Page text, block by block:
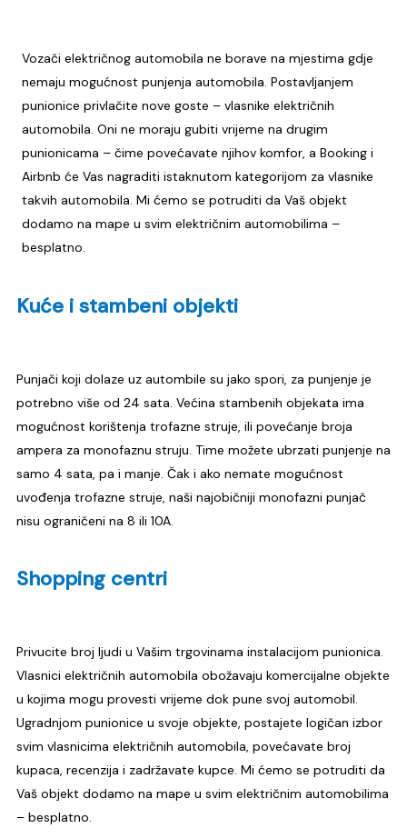
Vozači električnog automobila ne borave na mjestima gdje
nemaju mogućnost punjenja automobila. Postavljanjem
punionice privlačite nove goste – vlasnike električnih
automobila. Oni ne moraju gubiti vrijeme na drugim
punionicama – čime povećavate njihov komfor, a Booking i
Airbnb će Vas nagraditi istaknutom kategorijom za vlasnike
takvih automobila. Mi ćemo se potruditi da Vaš objekt
dodamo na mape u svim električnim automobilima –
besplatno.
Kuće i stambeni objekti
Punjači koji dolaze uz autombile su jako spori, za punjenje je
potrebno više od 24 sata. Većina stambenih objekata ima
mogućnost korištenja trofazne struje, ili povećanje broja
ampera za monofaznu struju. Time možete ubrzati punjenje na
samo 4 sata, pa i manje. Čak i ako nemate mogućnost
uvođenja trofazne struje, naši najobičniji monofazni punjač
nisu ograničeni na 8 ili 10A.
Shopping centri
Privucite broj ljudi u Vašim trgovinama instalacijom punionica.
Vlasnici električnih automobila obožavaju komercijalne objekte
u kojima mogu provesti vrijeme dok pune svoj automobil.
Ugradnjom punionice u svoje objekte, postajete logičan izbor
svim vlasnicima električnih automobila, povećavate broj
kupaca, recenzija i zadržavate kupce. Mi ćemo se potruditi da
Vaš objekt dodamo na mape u svim električnim automobilima
– besplatno.